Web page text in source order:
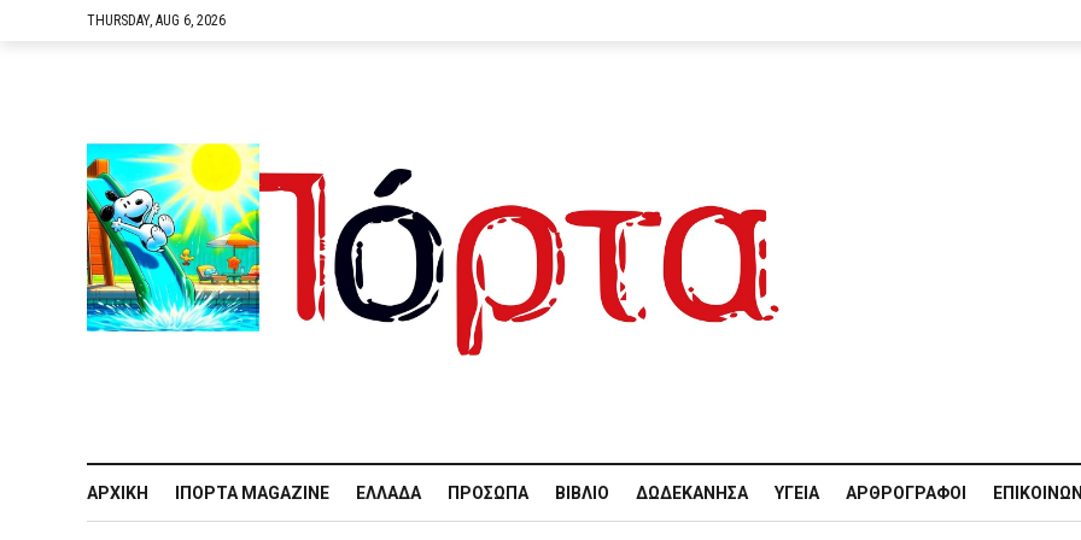
THURSDAY, AUG 6, 2026
ΑΡΧΙΚΉ IΠΌΡΤΑ MAGAZINE ΕΛΛΆΔΑ ΠΡΌΣΩΠΑ ΒΙΒΛΊΟ ΔΩΔΕΚΆΝΗΣΑ ΥΓΕΊΑ ΑΡΘΡΟΓΡΆΦΟΙ